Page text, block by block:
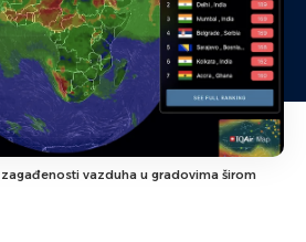
vazduha u gradovima širom